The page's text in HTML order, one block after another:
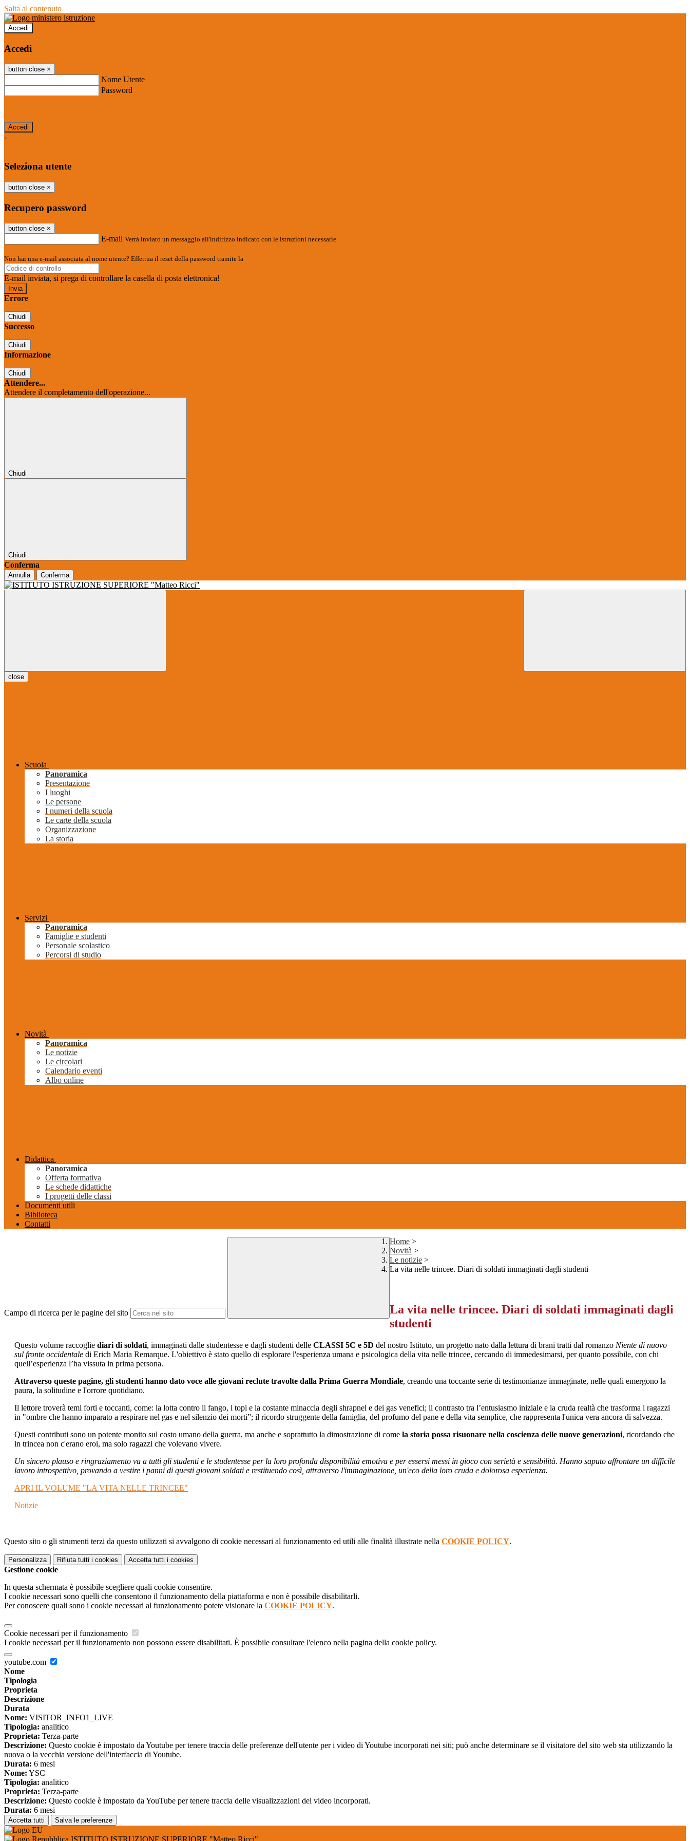
Salta al contenuto
Accedi
Accedi
button close ×
Nome Utente
Password
-
Seleziona utente
button close ×
Recupero password
button close ×
E-mail Verrà inviato un messaggio all'indirizzo indicato con le istruzioni necessarie.
Non hai una e-mail associata al nome utente? Effettua il reset della password tramite la
E-mail inviata, si prega di controllare la casella di posta elettronica!
Errore
Chiudi
Successo
Chiudi
Informazione
Chiudi
Attendere...
Attendere il completamento dell'operazione...
Chiudi
Chiudi
Conferma
Annulla Conferma
close
Scuola
Panoramica
Presentazione
I luoghi
Le persone
I numeri della scuola
Le carte della scuola
Organizzazione
La storia
Servizi
Panoramica
Famiglie e studenti
Personale scolastico
Percorsi di studio
Novità
Panoramica
Le notizie
Le circolari
Calendario eventi
Albo online
Didattica
Panoramica
Offerta formativa
Le schede didattiche
I progetti delle classi
Documenti utili
Biblioteca
Contatti
Campo di ricerca per le pagine del sito
Home >
Novità >
Le notizie >
La vita nelle trincee. Diari di soldati immaginati dagli studenti
La vita nelle trincee. Diari di soldati immaginati dagli
studenti
Questo volume raccoglie diari di soldati, immaginati dalle studentesse e dagli studenti delle CLASSI 5C e 5D del nostro Istituto, un progetto nato dalla lettura di brani tratti dal romanzo Niente di nuovo
sul fronte occidentale di Erich Maria Remarque. L'obiettivo è stato quello di esplorare l'esperienza umana e psicologica della vita nelle trincee, cercando di immedesimarsi, per quanto possibile, con chi
quell’esperienza l’ha vissuta in prima persona.
Attraverso queste pagine, gli studenti hanno dato voce alle giovani reclute travolte dalla Prima Guerra Mondiale, creando una toccante serie di testimonianze immaginate, nelle quali emergono la
paura, la solitudine e l'orrore quotidiano.
Il lettore troverà temi forti e toccanti, come: la lotta contro il fango, i topi e la costante minaccia degli shrapnel e dei gas venefici; il contrasto tra l’entusiasmo iniziale e la cruda realtà che trasforma i ragazzi
in "ombre che hanno imparato a respirare nel gas e nel silenzio dei morti”; il ricordo struggente della famiglia, del profumo del pane e della vita semplice, che rappresenta l'unica vera ancora di salvezza.
Questi contributi sono un potente monito sul costo umano della guerra, ma anche e soprattutto la dimostrazione di come la storia possa risuonare nella coscienza delle nuove generazioni, ricordando che
in trincea non c'erano eroi, ma solo ragazzi che volevano vivere.
Un sincero plauso e ringraziamento va a tutti gli studenti e le studentesse per la loro profonda disponibilità emotiva e per essersi messi in gioco con serietà e sensibilità. Hanno saputo affrontare un difficile
lavoro introspettivo, provando a vestire i panni di questi giovani soldati e restituendo così, attraverso l'immaginazione, un'eco della loro cruda e dolorosa esperienza.
APRI IL VOLUME "LA VITA NELLE TRINCEE"
Notizie
Questo sito o gli strumenti terzi da questo utilizzati si avvalgono di cookie necessari al funzionamento ed utili alle finalità illustrate nella COOKIE POLICY.
Personalizza Rifiuta tutti i cookies Accetta tutti i cookies
Gestione cookie
In questa schermata è possibile scegliere quali cookie consentire.
I cookie necessari sono quelli che consentono il funzionamento della piattaforma e non è possibile disabilitarli.
Per conoscere quali sono i cookie necessari al funzionamento potete visionare la COOKIE POLICY.
Cookie necessari per il funzionamento
I cookie necessari per il funzionamento non possono essere disabilitati. È possibile consultare l'elenco nella pagina della cookie policy.
youtube.com
Nome
Tipologia
Proprieta
Descrizione
Durata
Nome: VISITOR_INFO1_LIVE
Tipologia: analitico
Proprieta: Terza-parte
Descrizione: Questo cookie è impostato da Youtube per tenere traccia delle preferenze dell'utente per i video di Youtube incorporati nei siti; può anche determinare se il visitatore del sito web sta utilizzando la
nuova o la vecchia versione dell'interfaccia di Youtube.
Durata: 6 mesi
Nome: YSC
Tipologia: analitico
Proprieta: Terza-parte
Descrizione: Questo cookie è impostato da YouTube per tenere traccia delle visualizzazioni dei video incorporati.
Durata: 6 mesi
Accetta tutti Salva le preferenze